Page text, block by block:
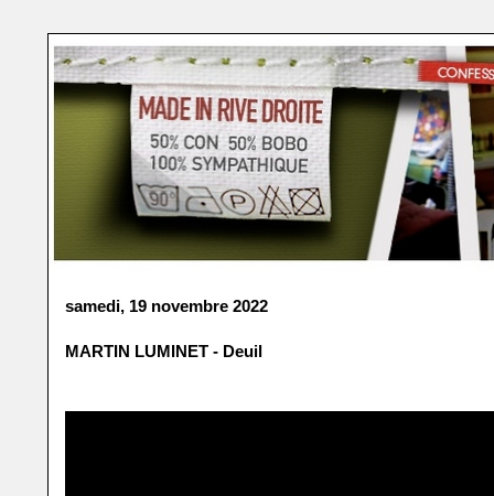
samedi, 19 novembre 2022
MARTIN LUMINET - Deuil